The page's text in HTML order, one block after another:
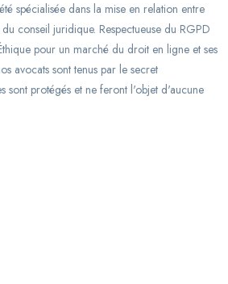
spécialisée dans la mise en relation entre
conseil juridique. Respectueuse du RGPD
pour un marché du droit en ligne et ses
avocats sont tenus par le secret
sont protégés et ne feront l'objet d'aucune